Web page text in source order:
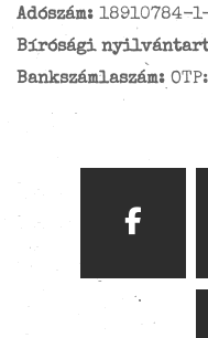
Adószám: 18910784-
Bírósági
Bankszámlaszám: